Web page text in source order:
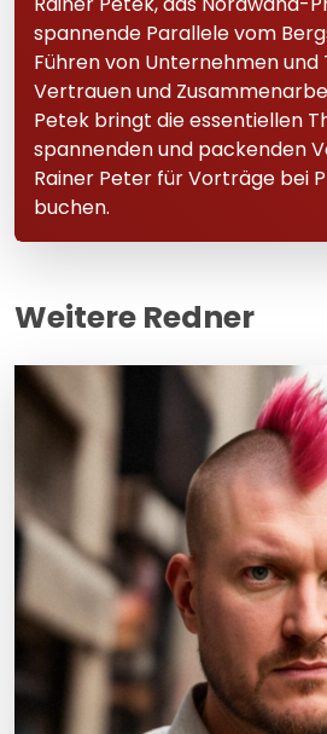
spannende Parallele vom
Führen von Unternehmen und
Vertrauen und
Petek bringt die essentiellen
spannenden und packenden
Rainer Peter für Vorträge bei
buchen.
Weitere Redner